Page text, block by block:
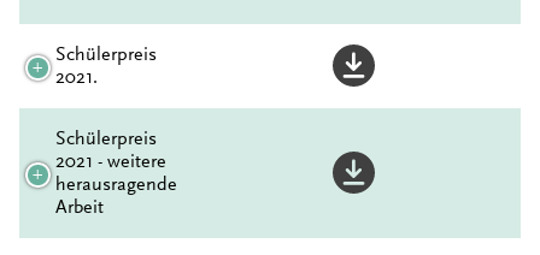
Schülerpreis
2021.
Schülerpreis
2021 - weitere
herausragende
Arbeit